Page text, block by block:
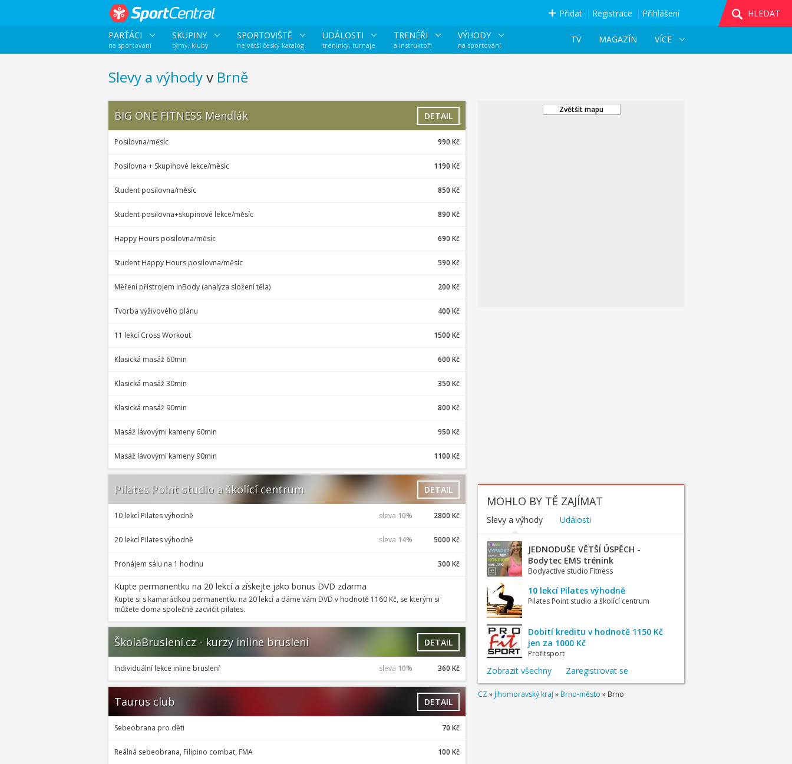
Přidat Registrace Přihlášení
HLEDAT
PARŤÁCI
na sportování
SKUPINY
týmy, kluby
SPORTOVIŠTĚ
největší český katalog
UDÁLOSTI
tréninky, turnaje
TRENÉŘI
a instruktoři
VÝHODY
na sportování
VÍCE
MAGAZÍN
TV
Slevy a výhodyvBrně
BIG ONE FITNESS Mendlák DETAIL
Posilovna/měsíc 990 Kč
Posilovna + Skupinové lekce/měsíc 1190 Kč
Student posilovna/měsíc 850 Kč
Student posilovna+skupinové lekce/měsíc 890 Kč
Happy Hours posilovna/měsíc 690 Kč
Student Happy Hours posilovna/měsíc 590 Kč
Měření přístrojem InBody (analýza složení těla) 200 Kč
Tvorba výživového plánu 400 Kč
11 lekcí Cross Workout 1500 Kč
Klasická masáž 60min 600 Kč
Klasická masáž 30min 350 Kč
Klasická masáž 90min 800 Kč
Masáž lávovými kameny 60min 950 Kč
Masáž lávovými kameny 90min 1100 Kč
Pilates Point studio a školící centrum DETAIL
10 lekcí Pilates výhodně 2800 Kč
sleva 10%
20 lekcí Pilates výhodně 5000 Kč
sleva 14%
Pronájem sálu na 1 hodinu 300 Kč
Kupte permanentku na 20 lekcí a získejte jako bonus DVD zdarma
Kupte si s kamarádkou permanentku na 20 lekcí a dáme vám DVD v hodnotě 1160 Kč, se kterým si
můžete doma společně zacvičit pilates.
ŠkolaBruslení.cz - kurzy inline bruslení DETAIL
Individuální lekce inline bruslení 360 Kč
sleva 10%
Taurus club DETAIL
Sebeobrana pro děti 70 Kč
Reálná sebeobrana, Filipino combat, FMA 100 Kč
Zvětšit mapu
MOHLO BY TĚ ZAJÍMAT
Slevy a výhody Události
JEDNODUŠE VĚTŠÍ ÚSPĚCH -
Bodytec EMS trénink
Bodyactive studio Fitness
10 lekcí Pilates výhodně
Pilates Point studio a školící centrum
Dobití kreditu v hodnotě 1150 Kč
jen za 1000 Kč
Profitsport
Zobrazit všechny Zaregistrovat se
CZ» Jihomoravský kraj » Brno-město » Brno